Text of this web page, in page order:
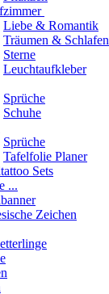
Liebe & Romantik
Träumen & Schlafen
Sterne
Leuchtaufkleber
Sprüche
Schuhe
Sprüche
Tafelfolie Planer
Sets
...
Zeichen